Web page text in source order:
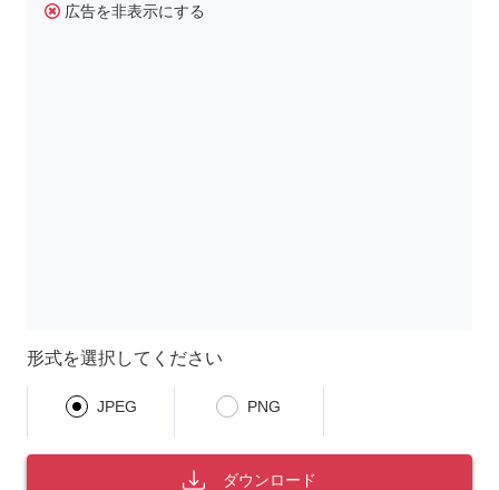
広告を非表示にする
形式を選択してください
JPEG PNG
ダウンロード